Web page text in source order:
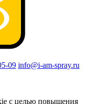
09 info@i-am-spray.ru
с целью повышения